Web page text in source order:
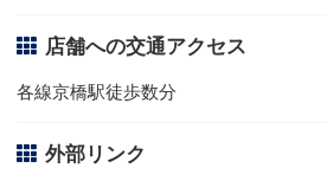
店舗への交通アクセス
各線京橋駅徒歩数分
外部リンク